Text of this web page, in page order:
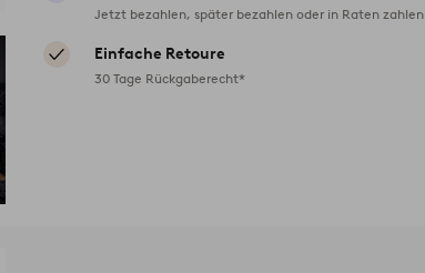
Jetzt bezahlen, später bezahlen oder in Raten zahlen
Einfache Retoure
30 Tage Rückgaberecht*